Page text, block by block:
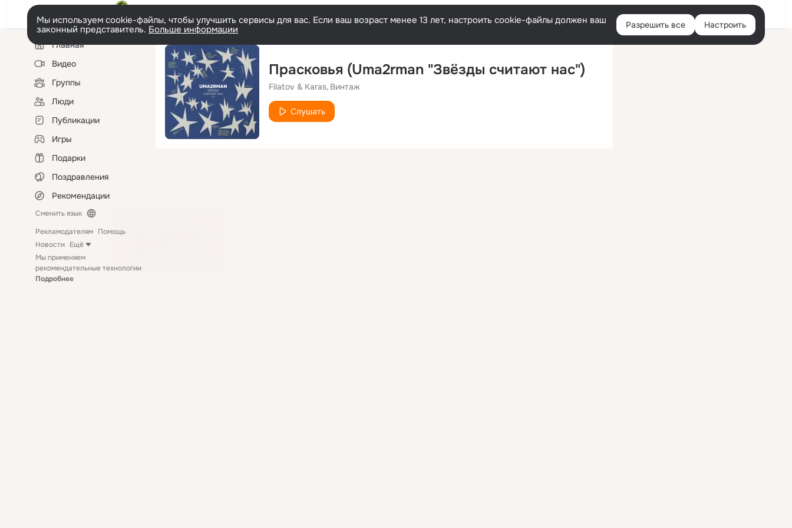
Войти
Мы используем cookie-файлы, чтобы улучшить сервисы для вас. Если ваш возраст менее 13 лет, настроить cookie-файлы должен ваш
законный представитель. Больше информации Разрешить все Настроить
Левая
колонкаГлавная
Видео
Группы
Люди
Публикации
Игры
Подарки
Поздравления
Рекомендации
Сменить язык
Рекламодателям Помощь
Новости Ещё
Мы применяем
рекомендательные технологии
Подробнее
Прасковья (Uma2rman "Звёзды считают нас")
Filatov & Karas Винтаж
Слушать